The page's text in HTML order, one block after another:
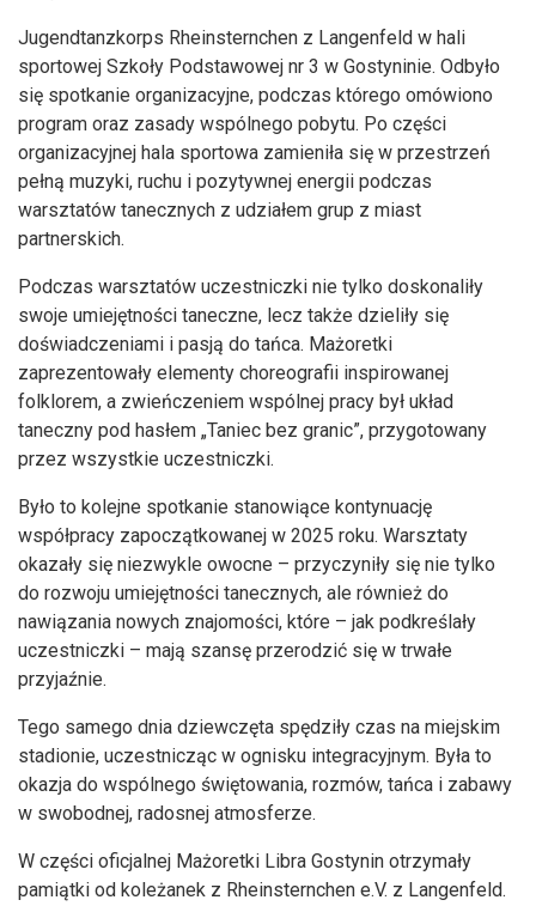
Jugendtanzkorps Rheinsternchen z Langenfeld w hali
sportowej Szkoły Podstawowej nr 3 w Gostyninie. Odbyło
się spotkanie organizacyjne, podczas którego omówiono
program oraz zasady wspólnego pobytu. Po części
organizacyjnej hala sportowa zamieniła się w przestrzeń
pełną muzyki, ruchu i pozytywnej energii podczas
warsztatów tanecznych z udziałem grup z miast
partnerskich.
Podczas warsztatów uczestniczki nie tylko doskonaliły
swoje umiejętności taneczne, lecz także dzieliły się
doświadczeniami i pasją do tańca. Mażoretki
zaprezentowały elementy choreografii inspirowanej
folklorem, a zwieńczeniem wspólnej pracy był układ
taneczny pod hasłem „Taniec bez granic”, przygotowany
przez wszystkie uczestniczki.
Było to kolejne spotkanie stanowiące kontynuację
współpracy zapoczątkowanej w 2025 roku. Warsztaty
okazały się niezwykle owocne – przyczyniły się nie tylko
do rozwoju umiejętności tanecznych, ale również do
nawiązania nowych znajomości, które – jak podkreślały
uczestniczki – mają szansę przerodzić się w trwałe
przyjaźnie.
Tego samego dnia dziewczęta spędziły czas na miejskim
stadionie, uczestnicząc w ognisku integracyjnym. Była to
okazja do wspólnego świętowania, rozmów, tańca i zabawy
w swobodnej, radosnej atmosferze.
W części oficjalnej Mażoretki Libra Gostynin otrzymały
pamiątki od koleżanek z Rheinsternchen e.V. z Langenfeld.